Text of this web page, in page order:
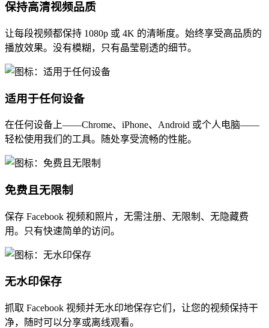
保持高清视频品质
让每段视频都保持 1080p 或 4K 的清晰度。始终享受高品质的
播放效果。没有模糊，只有晶莹剔透的细节。
适用于任何设备
在任何设备上——Chrome、iPhone、Android 或个人电脑——
轻松使用我们的工具。随处享受流畅的性能。
免费且无限制
保存 Facebook 视频和照片，无需注册、无限制、无隐藏费
用。只有快速简单的访问。
无水印保存
抓取 Facebook 视频并无水印地保存它们，让您的视频保持干
净，随时可以分享或离线观看。